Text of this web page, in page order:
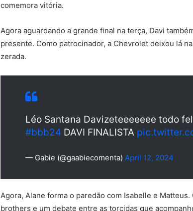
comemora vitória.
Agora aguardando a grande final na terça, Davi
presente. Como patrocinador, a Chevrolet deixou lá
zerada.
Léo Santana Davizeteeeeeee todo
#bbb24 DAVI FINALISTA
— Gabie (@gaabiecomenta) April 12, 2024
Agora, Alane forma o paredão com Isabelle e
brothers e um debate entre as torcidas que